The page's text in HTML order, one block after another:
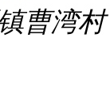
曹湾村